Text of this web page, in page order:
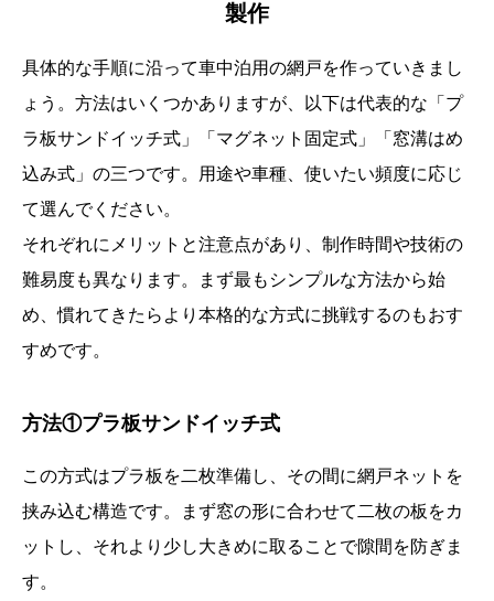
製作
具体的な手順に沿って車中泊用の網戸を作っていきまし
ょう。方法はいくつかありますが、以下は代表的な「プ
ラ板サンドイッチ式」「マグネット固定式」「窓溝はめ
込み式」の三つです。用途や車種、使いたい頻度に応じ
て選んでください。
それぞれにメリットと注意点があり、制作時間や技術の
難易度も異なります。まず最もシンプルな方法から始
め、慣れてきたらより本格的な方式に挑戦するのもおす
すめです。
方法①プラ板サンドイッチ式
この方式はプラ板を二枚準備し、その間に網戸ネットを
挟み込む構造です。まず窓の形に合わせて二枚の板をカ
ットし、それより少し大きめに取ることで隙間を防ぎま
す。